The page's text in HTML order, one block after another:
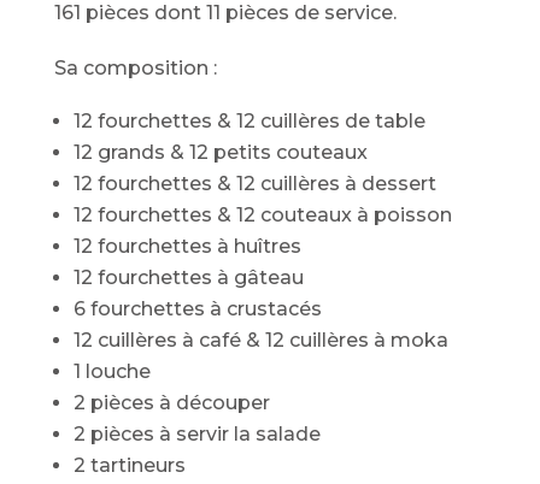
161 pièces dont 11 pièces de service.
Sa composition :
12 fourchettes & 12 cuillères de table
12 grands & 12 petits couteaux
12 fourchettes & 12 cuillères à dessert
12 fourchettes & 12 couteaux à poisson
12 fourchettes à huîtres
12 fourchettes à gâteau
6 fourchettes à crustacés
12 cuillères à café & 12 cuillères à moka
1 louche
2 pièces à découper
2 pièces à servir la salade
2 tartineurs